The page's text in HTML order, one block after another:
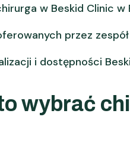
w Beskid Clinic w
przez
i dostępności
wybrać